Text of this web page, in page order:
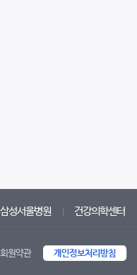
삼성서울병원 건강의학센터
회원약관 개인정보처리방침